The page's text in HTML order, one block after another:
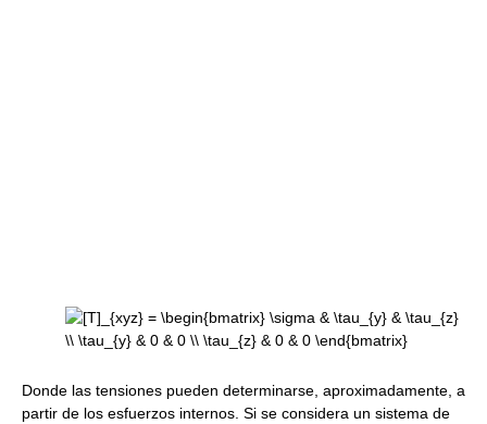
Donde las tensiones pueden determinarse, aproximadamente, a
partir de los esfuerzos internos. Si se considera un sistema de